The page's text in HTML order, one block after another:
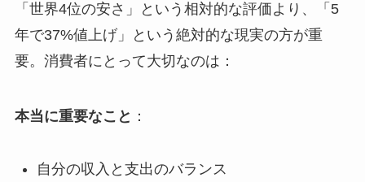
「世界4位の安さ」という相対的な評価より、「5
年で37%値上げ」という絶対的な現実の方が重
要。消費者にとって大切なのは：
本当に重要なこと ：
自分の収入と支出のバランス